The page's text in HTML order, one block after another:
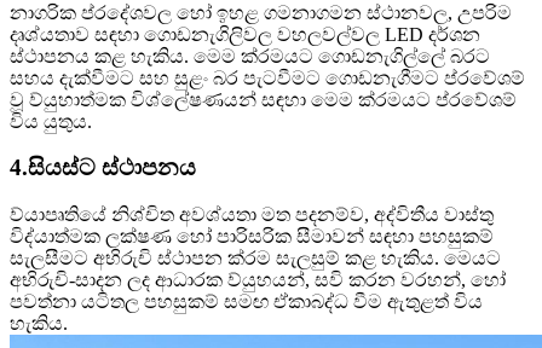
නාගරික ප්රදේශවල හෝ ඉහළ ගමනාගමන ස්ථානවල, උපරිම
දෘශ්යතාව සඳහා ගොඩනැගිලිවල වහලවල්වල LED දර්ශන
ස්ථාපනය කළ හැකිය. මෙම ක්රමයට ගොඩනැගිල්ලේ බරට
සහය දැක්වීමට සහ සුළං බර පැටවීමට ගොඩනැගීමට ප්රවේශම්
වූ ව්යුහාත්මක විශ්ලේෂණයන් සඳහා මෙම ක්රමයට ප්රවේශම්
විය යුතුය.
4.සියස්ට ස්ථාපනය
ව්යාපෘතියේ නිශ්චිත අවශ්යතා මත පදනම්ව, අද්විතීය වාස්තු
විද්යාත්මක ලක්ෂණ හෝ පාරිසරික සීමාවන් සඳහා පහසුකම්
සැලසීමට අභිරුචි ස්ථාපන ක්රම සැලසුම් කළ හැකිය. මෙයට
අභිරුචි-සාදන ලද ආධාරක ව්යුහයන්, සවි කරන වරහන්, හෝ
පවත්නා යටිතල පහසුකම් සමඟ ඒකාබද්ධ වීම ඇතුළත් විය
හැකිය.